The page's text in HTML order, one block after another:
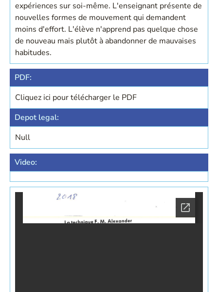
expériences sur soi-même. L'enseignant présente de
nouvelles formes de mouvement qui demandent
moins d'effort. L'élève n'apprend pas quelque chose
de nouveau mais plutôt à abandonner de mauvaises
habitudes.
PDF:
Cliquez ici pour télécharger le PDF
Depot legal:
Null
Video: